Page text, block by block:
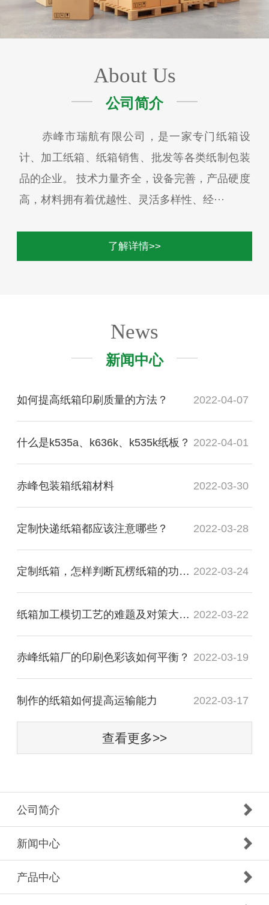
About Us
公司简介
赤峰市瑞航有限公司，是一家专门纸箱设
计、加工纸箱、纸箱销售、批发等各类纸制包装
品的企业。 技术力量齐全，设备完善，产品硬度
高，材料拥有着优越性、灵活多样性、经···
了解详情>>
News
新闻中心
如何提高纸箱印刷质量的方法？ 2022-04-07
什么是k535a、k636k、k535k纸板？ 2022-04-01
赤峰包装箱纸箱材料 2022-03-30
定制快递纸箱都应该注意哪些？ 2022-03-28
定制纸箱，怎样判断瓦楞纸箱的功能质量是否合格？ 2022-03-24
纸箱加工模切工艺的难题及对策大盘点 2022-03-22
赤峰纸箱厂的印刷色彩该如何平衡？ 2022-03-19
制作的纸箱如何提高运输能力 2022-03-17
查看更多>>
公司简介
新闻中心
产品中心